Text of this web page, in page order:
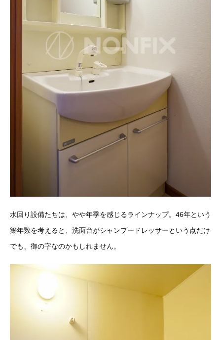
水回り設備たちは、やや年季を感じるラインナップ。46年という
築年数を考えると、洗面台がシャンプードレッサーという点だけ
でも、御の字なのかもしれません。